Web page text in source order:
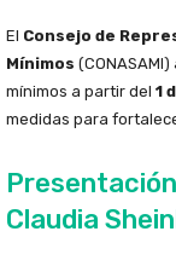
El Consejo de
Mínimos
mínimos a partir del 1
medidas para
Claudia